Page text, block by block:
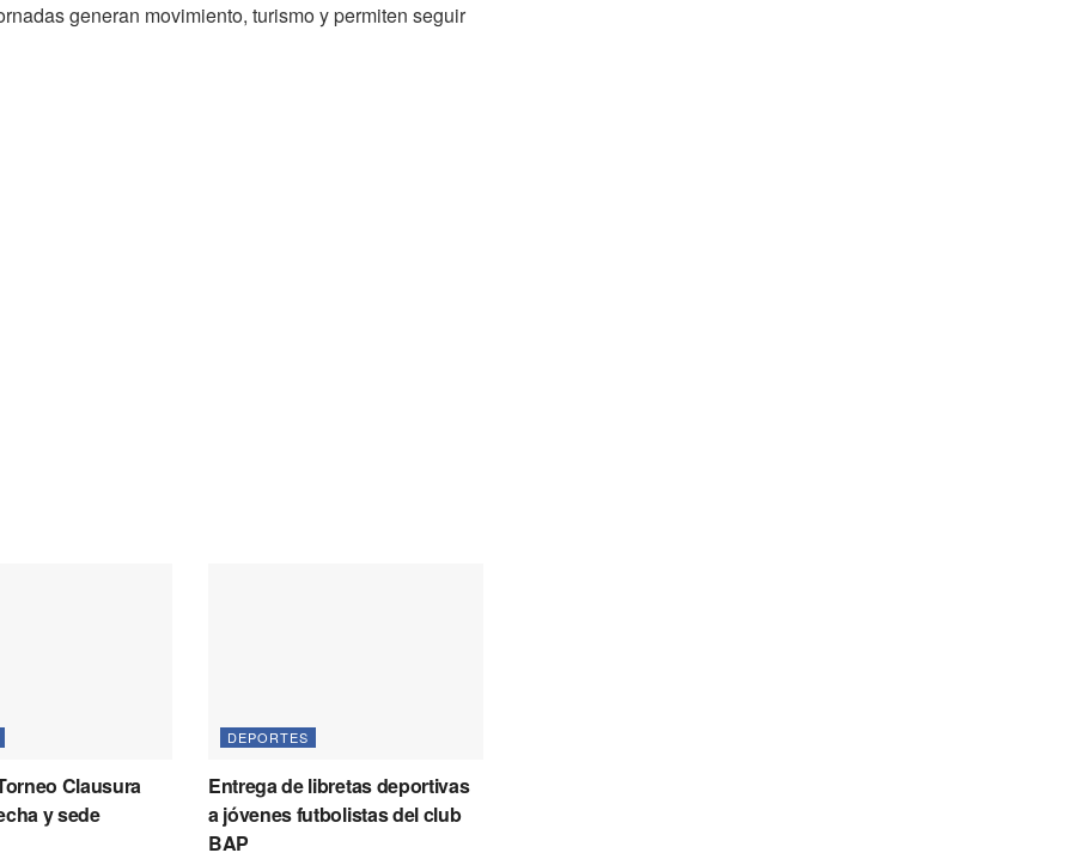
generan movimiento, turismo y permiten seguir
Clausura
y sede
DEPORTES
Entrega de libretas deportivas
a jóvenes futbolistas del club
BAP